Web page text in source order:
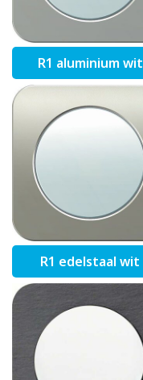
R1 aluminium wit
R1 edelstaal wit